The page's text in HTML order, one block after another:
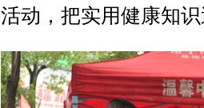
活动，把实用健康知